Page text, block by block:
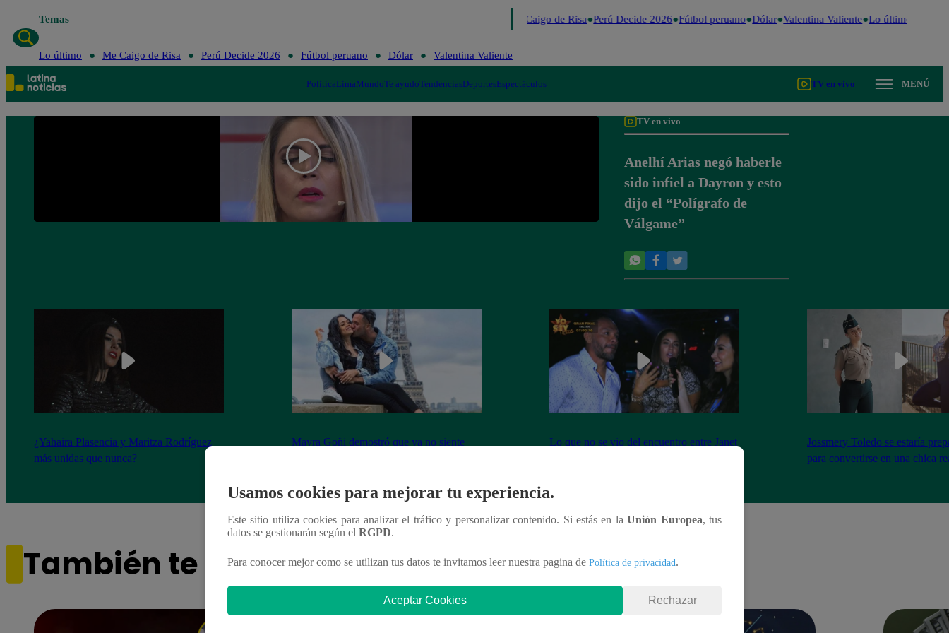
Temas Me Caigo de Risa Perú Decide 2026 Fútbol peruano Dólar Valentina Valiente Lo último
Lo último Me Caigo de Risa Perú Decide 2026 Fútbol peruano Dólar Valentina Valiente
PolíticaLimaMundoTe ayudoTendenciasDeportesEspectáculos TV en vivo MENÚ
TV en vivo
Anelhí Arias negó haberle
sido infiel a Dayron y esto
dijo el “Polígrafo de
Válgame”
¿Yahaira Plasencia y Maritza Rodríguez
más unidas que nunca?
Mayra Goñi demostró que ya no siente
Lo que no se vio del encuentro entre Janet
Jossmery Toledo se estaría
para convertirse en una chica
También te puede interesar
Usamos cookies para mejorar tu experiencia.
Este sitio utiliza cookies para analizar el tráfico y personalizar contenido. Si estás en laUnión Europea, tus
datos se gestionarán según el RGPD.
Para conocer mejor como se utilizan tus datos te invitamos leer nuestra pagina de Política de privacidad.
Aceptar Cookies Rechazar